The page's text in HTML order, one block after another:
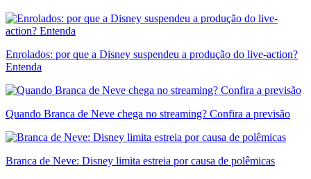
Enrolados: por que a Disney suspendeu a produção do live-action?
Entenda
Quando Branca de Neve chega no streaming? Confira a previsão
Branca de Neve: Disney limita estreia por causa de polêmicas